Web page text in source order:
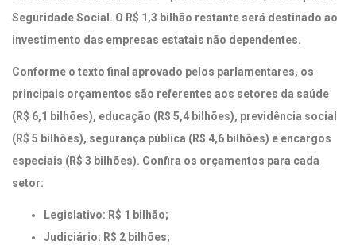
Seguridade Social. O R$ 1,3 bilhão restante será destinado ao
investimento das empresas estatais não dependentes.
Conforme o texto final aprovado pelos parlamentares, os
principais orçamentos são referentes aos setores da saúde
(R$ 6,1 bilhões), educação (R$ 5,4 bilhões), previdência social
(R$ 5 bilhões), segurança pública (R$ 4,6 bilhões) e encargos
especiais (R$ 3 bilhões). Confira os orçamentos para cada
setor:
Legislativo: R$ 1 bilhão;
Judiciário: R$ 2 bilhões;